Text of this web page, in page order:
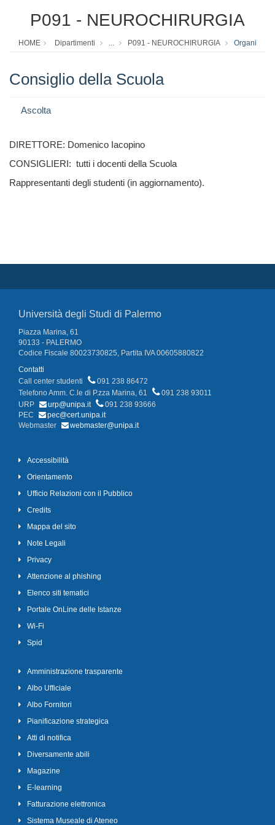
P091 - NEUROCHIRURGIA
HOME Dipartimenti ... P091 - NEUROCHIRURGIA Organi
Consiglio della Scuola
Ascolta
DIRETTORE: Domenico Iacopino
CONSIGLIERI: tutti i docenti della Scuola
Rappresentanti degli studenti (in aggiornamento).
Università degli Studi di Palermo
Piazza Marina, 61
90133 - PALERMO
Codice Fiscale 80023730825, Partita IVA 00605880822
Contatti
Call center studenti
091 238 86472
Telefono Amm. C.le di P.zza Marina, 61
091 238 93011
URP
urp@unipa.it
091 238 93666
PEC
pec@cert.unipa.it
Webmaster
webmaster@unipa.it
Accessibilità
Orientamento
Ufficio Relazioni con il Pubblico
Credits
Mappa del sito
Note Legali
Privacy
Attenzione al phishing
Elenco siti tematici
Portale OnLine delle Istanze
Wi-Fi
Spid
Amministrazione trasparente
Albo Ufficiale
Albo Fornitori
Pianificazione strategica
Atti di notifica
Diversamente abili
Magazine
E-learning
Fatturazione elettronica
Sistema Museale di Ateneo